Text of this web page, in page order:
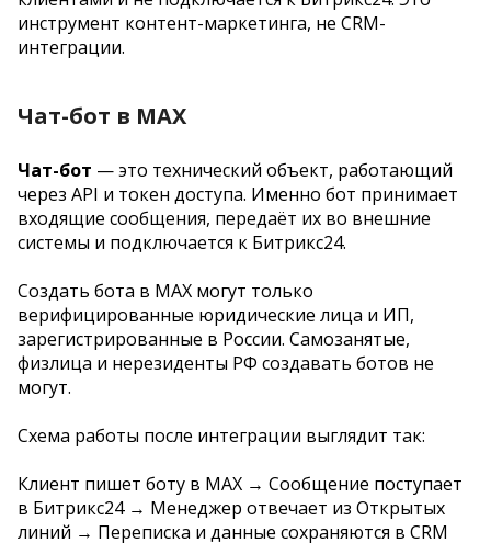
инструмент контент-маркетинга, не CRM-
интеграции.
Чат-бот в MAX
Чат-бот — это технический объект, работающий
через API и токен доступа. Именно бот принимает
входящие сообщения, передаёт их во внешние
системы и подключается к Битрикс24.
Создать бота в MAX могут только
верифицированные юридические лица и ИП,
зарегистрированные в России. Самозанятые,
физлица и нерезиденты РФ создавать ботов не
могут.
Схема работы после интеграции выглядит так:
Клиент пишет боту в MAX → Сообщение поступает
в Битрикс24 → Менеджер отвечает из Открытых
линий → Переписка и данные сохраняются в CRM